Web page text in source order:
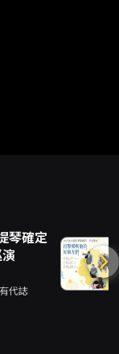
出曲目包含
弦編制呈現
展現，被兩
擔綱呈現，
II）的
也包括台灣
節奏與旋律
青少年管弦
、C. M. von
分別擔任重
琴確定
代誌